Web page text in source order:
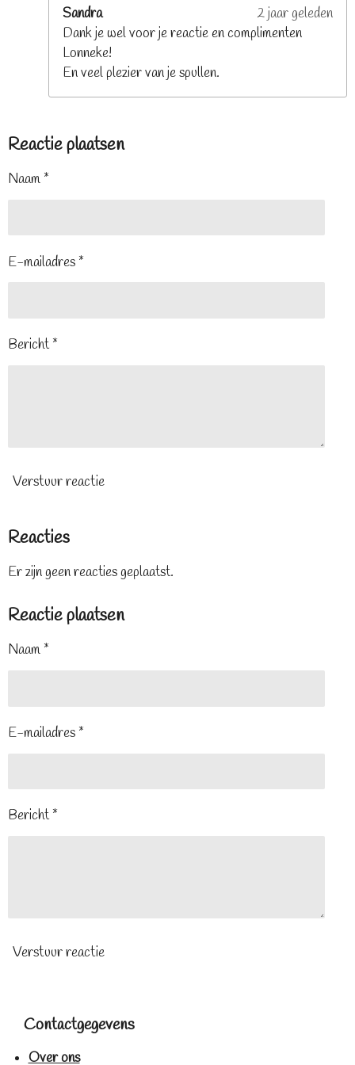
Sandra
2 jaar geleden
Dank je wel voor je reactie en complimenten
Lonneke!
En veel plezier van je spullen.
Reactie plaatsen
Naam *
E-mailadres *
Bericht *
Verstuur reactie
Reacties
Er zijn geen reacties geplaatst.
Reactie plaatsen
Naam *
E-mailadres *
Bericht *
Verstuur reactie
Contactgegevens
Over ons